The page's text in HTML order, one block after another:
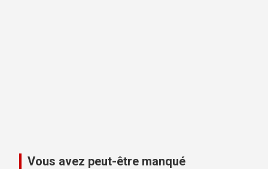
Vous avez peut-être manqué